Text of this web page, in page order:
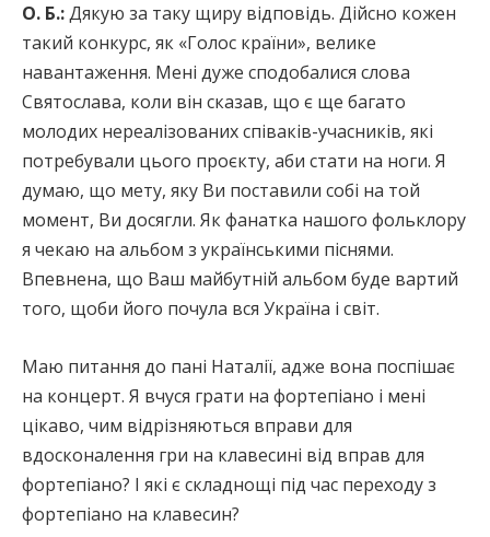
О. Б.:Дякую за таку щиру відповідь. Дійсно кожен
такий конкурс, як «Голос країни», велике
навантаження. Мені дуже сподобалися слова
Святослава, коли він сказав, що є ще багато
молодих нереалізованих співаків-учасників, які
потребували цього проєкту, аби стати на ноги. Я
думаю, що мету, яку Ви поставили собі на той
момент, Ви досягли. Як фанатка нашого фольклору
я чекаю на альбом з українськими піснями.
Впевнена, що Ваш майбутній альбом буде вартий
того, щоби його почула вся Україна і світ.
Маю питання до пані Наталії, адже вона поспішає
на концерт. Я вчуся грати на фортепіано і мені
цікаво, чим відрізняються вправи для
вдосконалення гри на клавесині від вправ для
фортепіано? І які є складнощі під час переходу з
фортепіано на клавесин?